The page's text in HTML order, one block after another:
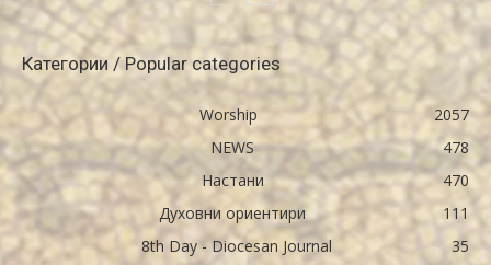
Категории / Popular categories
Worship
2057
NEWS
478
Настани
470
Духовни ориентири
111
8th Day - Diocesan Journal
35